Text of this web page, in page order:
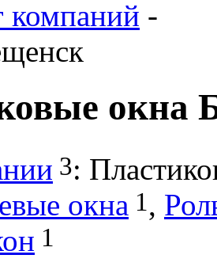
компаний -
окна
3:
окна 1,
1